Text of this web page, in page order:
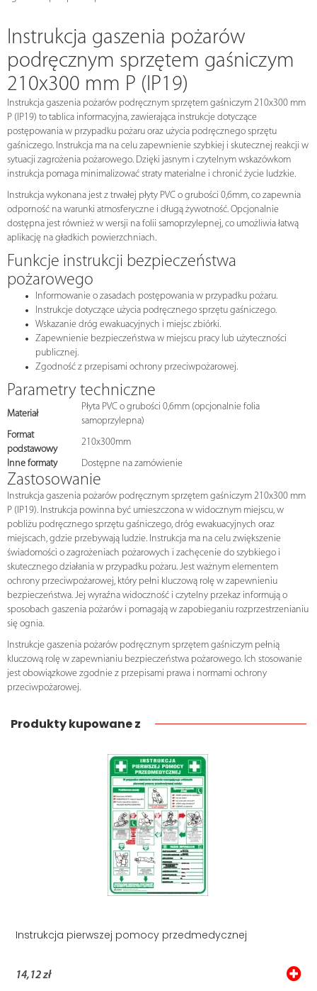
Instrukcja gaszenia pożarów
podręcznym sprzętem gaśniczym
210x300 mm P (IP19)
Instrukcja gaszenia pożarów podręcznym sprzętem gaśniczym 210x300 mm
P (IP19) to tablica informacyjna, zawierająca instrukcje dotyczące
postępowania w przypadku pożaru oraz użycia podręcznego sprzętu
gaśniczego. Instrukcja ma na celu zapewnienie szybkiej i skutecznej reakcji w
sytuacji zagrożenia pożarowego. Dzięki jasnym i czytelnym wskazówkom
instrukcja pomaga minimalizować straty materialne i chronić życie ludzkie.
Instrukcja wykonana jest z trwałej płyty PVC o grubości 0,6mm, co zapewnia
odporność na warunki atmosferyczne i długą żywotność. Opcjonalnie
dostępna jest również w wersji na folii samoprzylepnej, co umożliwia łatwą
aplikację na gładkich powierzchniach.
Funkcje instrukcji bezpieczeństwa
pożarowego
Informowanie o zasadach postępowania w przypadku pożaru.
Instrukcje dotyczące użycia podręcznego sprzętu gaśniczego.
Wskazanie dróg ewakuacyjnych i miejsc zbiórki.
Zapewnienie bezpieczeństwa w miejscu pracy lub użyteczności
publicznej.
Zgodność z przepisami ochrony przeciwpożarowej.
Parametry techniczne
Materiał
Płyta PVC o grubości 0,6mm (opcjonalnie folia
samoprzylepna)
Format
podstawowy
210x300mm
Inne formaty
Dostępne na zamówienie
Zastosowanie
Instrukcja gaszenia pożarów podręcznym sprzętem gaśniczym 210x300 mm
P (IP19). Instrukcja powinna być umieszczona w widocznym miejscu, w
pobliżu podręcznego sprzętu gaśniczego, dróg ewakuacyjnych oraz
miejscach, gdzie przebywają ludzie. Instrukcja ma na celu zwiększenie
świadomości o zagrożeniach pożarowych i zachęcenie do szybkiego i
skutecznego działania w przypadku pożaru. Jest ważnym elementem
ochrony przeciwpożarowej, który pełni kluczową rolę w zapewnieniu
bezpieczeństwa. Jej wyraźna widoczność i czytelny przekaz informują o
sposobach gaszenia pożarów i pomagają w zapobieganiu rozprzestrzenianiu
się ognia.
Instrukcje gaszenia pożarów podręcznym sprzętem gaśniczym pełnią
kluczową rolę w zapewnianiu bezpieczeństwa pożarowego. Ich stosowanie
jest obowiązkowe zgodnie z przepisami prawa i normami ochrony
przeciwpożarowej.
Produkty kupowane z
Instrukcja pierwszej pomocy przedmedycznej
14,12 zł